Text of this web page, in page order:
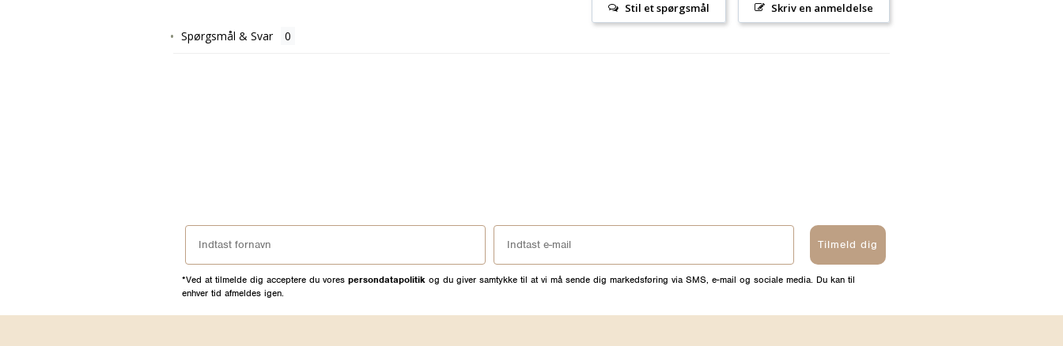
Skriv en anmeldelse
Stil et spørgsmål
Spørgsmål & Svar
Tilmeld dig
*Ved at tilmelde dig acceptere du vores persondatapolitik og du giver samtykke til at vi må sende dig markedsføring via SMS, e-mail og sociale media. Du kan til
enhver tid afmeldes igen.